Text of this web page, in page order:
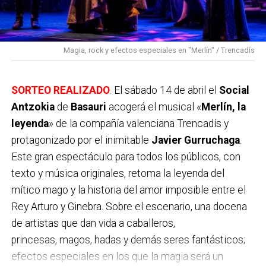
Así, a partir de octubre lanueva temporada teatral
del Social Antzokia de Basauriya estará a pleno
rendimiento para el curso 2018-2019. Entre los
Magia, rock y efectos especiales en "Merlín" / Trencadís
SORTEO REALIZADO. El sábado 14 de abril el Social
Antzokiade Basauri acogerá el musical «Merlín, la
leyenda» de la compañía valenciana Trencadís y
protagonizado por el inimitable Javier Gurruchaga.
Este gran espectáculo para todos los públicos, con
texto y música originales, retoma la leyenda del
mítico mago y la historia del amor imposible entre el
Rey Arturo y Ginebra. Sobre el escenario, una docena
de artistas que dan vida a caballeros,
princesas, magos, hadas y demás seres fantásticos;
efectos especiales en los que la magia será un